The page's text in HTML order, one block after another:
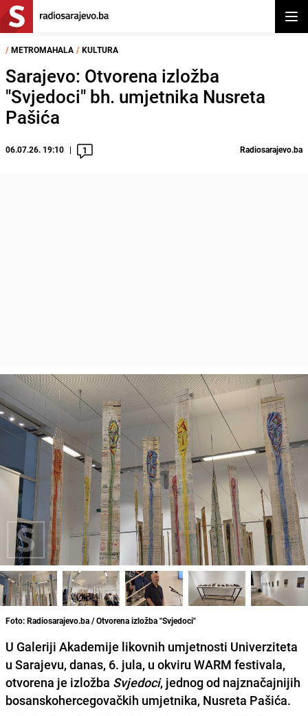
/ METROMAHALA / KULTURA
Sarajevo: Otvorena izložba
"Svjedoci" bh. umjetnika Nusreta
Pašića
06.07.26. 19:10 1 Radiosarajevo.ba
Foto: Radiosarajevo.ba / Otvorena izložba "Svjedoci"
U Galeriji Akademije likovnih umjetnosti Univerziteta
u Sarajevu, danas, 6. jula, u okviru WARM festivala,
otvorena je izložba Svjedoci, jednog od najznačajnijih
bosanskohercegovačkih umjetnika, Nusreta Pašića.